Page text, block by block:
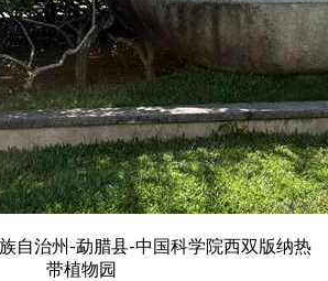
自治州-勐腊县-中国科学院西双版纳热
带植物园